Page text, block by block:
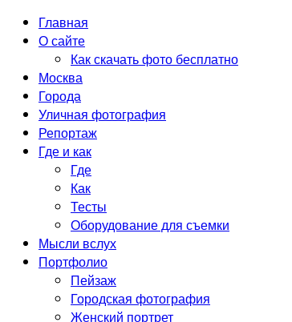
Главная
О сайте
Как скачать фото бесплатно
Москва
Города
Уличная фотография
Репортаж
Где и как
Где
Как
Тесты
Оборудование для съемки
Мысли вслух
Портфолио
Пейзаж
Городская фотография
Женский портрет